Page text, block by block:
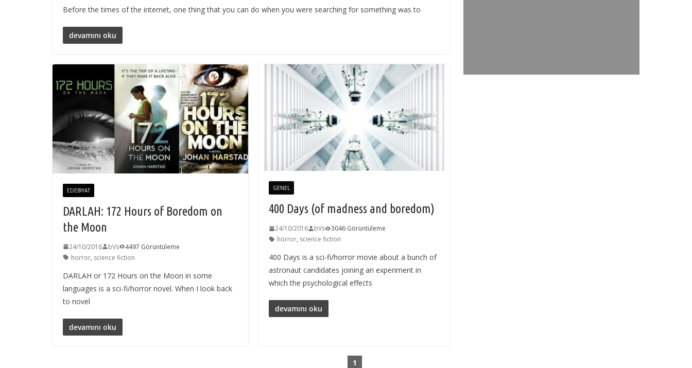
Before the times of the internet, one thing that you can do when you were searching for something was to
devamını oku
EDEBIYAT
DARLAH: 172 Hours of Boredom on
the Moon
24/10/2016 bVs
4497 Görüntüleme
horror, science fiction
DARLAH or 172 Hours on the Moon in some
languages is a sci-fi/horror novel. When I look back
to novel
devamını oku
GENEL
400 Days (of madness and boredom)
24/10/2016 bVs
3046 Görüntüleme
horror, science fiction
400 Days is a sci-fi/horror movie about a bunch of
astronaut candidates joining an experiment in
which the psychological effects
devamını oku
1